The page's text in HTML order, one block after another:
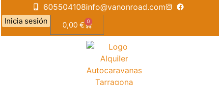
605504108info@vanonroad.com
Inicia sesión 0,00 € 0